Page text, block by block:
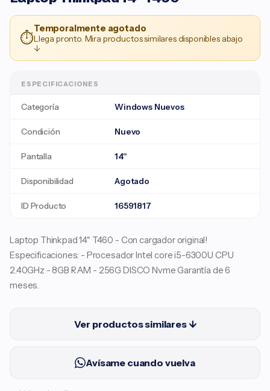
⏱
Temporalmente agotado
Llega pronto. Mira productos similares disponibles abajo
↓
ESPECIFICACIONES
Categoría Windows Nuevos
Condición Nuevo
Pantalla 14"
Disponibilidad Agotado
ID Producto 16591817
Laptop Thinkpad 14" T460 - Con cargador original!
Especificaciones: - Procesador Intel core i5-6300U CPU
2.40GHz - 8GB RAM - 256G DISCO Nvme Garantía de 6
meses.
Ver productos similares ↓
Avísame cuando vuelva